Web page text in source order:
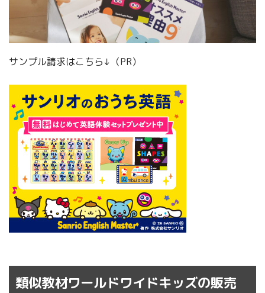
サンプル請求はこちら↓（PR）
類似教材ワールドワイドキッズの販売